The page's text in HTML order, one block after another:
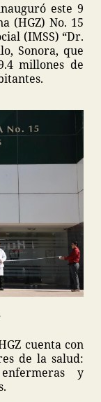
este 9
(HGZ) No. 15
(IMSS) “Dr.
Sonora, que
millones de
cuenta con
de la salud:
y